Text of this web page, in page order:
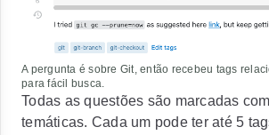
A pergunta é sobre Git, então recebeu tags
para fácil busca.
Todas as questões são marcadas
temáticas. Cada um pode ter até 5